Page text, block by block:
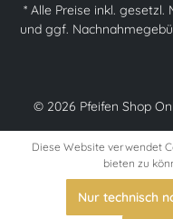
* Alle Preise inkl.
und ggf.
© 2026 Pfeifen Shop
Diese Website verwendet
bieten zu
Nur technisch